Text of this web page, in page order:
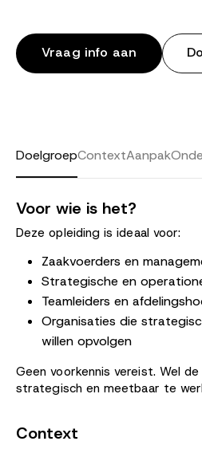
Vraag info aan
DoelgroepContextAanpak
Voor wie is het?
Deze opleiding is ideaal voor:
Zaakvoerders en
Strategische en
Teamleiders en
Organisaties die
willen opvolgen
Geen voorkennis vereist. Wel
strategisch en meetbaar te
Context